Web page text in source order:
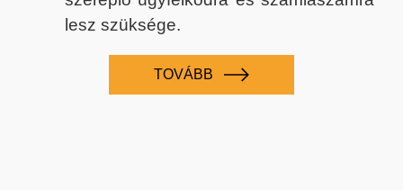
lesz szüksége.
TOVÁBB